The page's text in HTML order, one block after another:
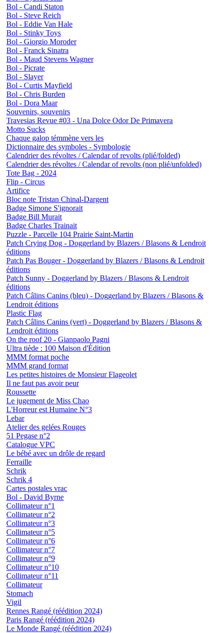
Bol - Candi Staton
Bol - Steve Reich
Bol - Eddie Van Hale
Bol - Stinky Toys
Bol - Giorgio Moroder
Bol - Franck Sinatra
Bol - Maud Stevens Wagner
Bol - Picrate
Bol - Slayer
Bol - Curtis Mayfield
Bol - Chris Burden
Bol - Dora Maar
Souvenirs, souvenirs
Travesias Revue #03 - Una Dolce Odor De Primavera
Motto Sucks
Chaque galop témmène vers les
Dictionnaire des symboles - Symbologie
Calendrier des révoltes / Calendar of revolts (plié/folded)
Calendrier des révoltes / Calendar of revolts (non plié/unfolded)
Tote Bag - 2024
Flip - Circus
Artifice
Bloc note Tristan Chinal-Dargent
Badge Simone S'ignorait
Badge Bill Murait
Badge Charles Trainait
Puzzle - Parcelle 104 Prairie Saint-Martin
Patch Crying Dog - Doggerland by Blazers / Blasons & Lendroit
éditions
Patch Pas Bouger - Doggerland by Blazers / Blasons & Lendroit
éditions
Patch Sunny - Doggerland by Blazers / Blasons & Lendroit
éditions
Patch Câlins Canins (bleu) - Doggerland by Blazers / Blasons &
Lendroit éditions
Plastic Flag
Patch Câlins Canins (vert) - Doggerland by Blazers / Blasons &
Lendroit éditions
On the roof 20 - Gianpaolo Pagni
Ultra tiède : 100 Maison d'Édition
MMM format poche
MMM grand format
Les petites histoires de Monsieur Flageolet
Il ne faut pas avoir peur
Roussette
Le jugement de Miss Chao
L'Horreur est Humaine N°3
Lebar
Atelier des gelées Rouges
51 Pegase n°2
Catalogue VPC
Le bébé avec un drôle de regard
Ferraille
Schrik
Schrik 4
Cartes postales vrac
Bol - David Byrne
Collimateur n°1
Collimateur n°2
Collimateur n°3
Collimateur n°5
Collimateur n°6
Collimateur n°7
Collimateur n°9
Collimateur n°10
Collimateur n°11
Collimateur
Stomach
Vigil
Rennes Rangé (réédition 2024)
Paris Rangé (réédition 2024)
Le Monde Rangé (réédition 2024)